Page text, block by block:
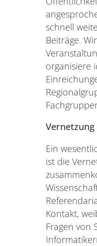
schnell
Beiträge.
organisiere
Ein
ist die
Kontakt,
Fragen von